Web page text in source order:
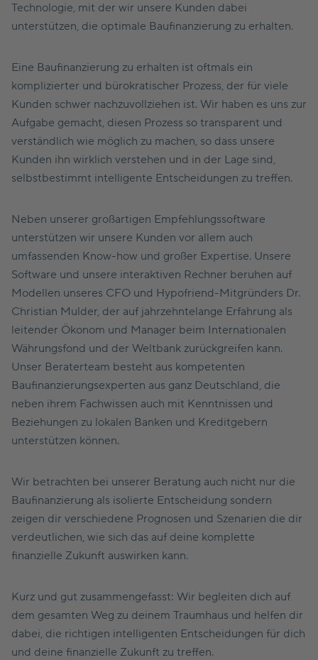
Technologie, mit der wir unsere Kunden dabei
unterstützen, die optimale Baufinanzierung zu erhalten.
Eine Baufinanzierung zu erhalten ist oftmals ein
komplizierter und bürokratischer Prozess, der für viele
Kunden schwer nachzuvollziehen ist. Wir haben es uns zur
Aufgabe gemacht, diesen Prozess so transparent und
verständlich wie möglich zu machen, so dass unsere
Kunden ihn wirklich verstehen und in der Lage sind,
selbstbestimmt intelligente Entscheidungen zu treffen.
Neben unserer großartigen Empfehlungssoftware
unterstützen wir unsere Kunden vor allem auch
umfassenden Know-how und großer Expertise. Unsere
Software und unsere interaktiven Rechner beruhen auf
Modellen unseres CFO und Hypofriend-Mitgründers Dr.
Christian Mulder, der auf jahrzehntelange Erfahrung als
leitender Ökonom und Manager beim Internationalen
Währungsfond und der Weltbank zurückgreifen kann.
Unser Beraterteam besteht aus kompetenten
Baufinanzierungsexperten aus ganz Deutschland, die
neben ihrem Fachwissen auch mit Kenntnissen und
Beziehungen zu lokalen Banken und Kreditgebern
unterstützen können.
Wir betrachten bei unserer Beratung auch nicht nur die
Baufinanzierung als isolierte Entscheidung sondern
zeigen dir verschiedene Prognosen und Szenarien die dir
verdeutlichen, wie sich das auf deine komplette
finanzielle Zukunft auswirken kann.
Kurz und gut zusammengefasst: Wir begleiten dich auf
dem gesamten Weg zu deinem Traumhaus und helfen dir
dabei, die richtigen intelligenten Entscheidungen für dich
und deine finanzielle Zukunft zu treffen.